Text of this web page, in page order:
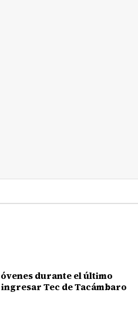
durante el último
Tec de Tacámbaro